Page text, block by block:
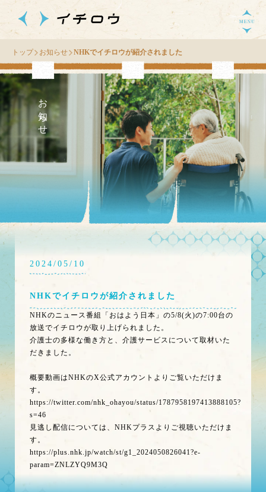
トップ お知らせ NHKでイチロウが紹介されました
お知らせ
2024/05/10
NHKでイチロウが紹介されました
NHKのニュース番組「おはよう日本」の5/8(火)の7:00台の
放送でイチロウが取り上げられました。
介護士の多様な働き方と、介護サービスについて取材いた
だきました。
概要動画はNHKのX公式アカウントよりご覧いただけま
す。
https://twitter.com/nhk_ohayou/status/1787958197413888105?
s=46
見逃し配信については、NHKプラスよりご視聴いただけま
す。
https://plus.nhk.jp/watch/st/g1_2024050826041?e-
param=ZNLZYQ9M3Q